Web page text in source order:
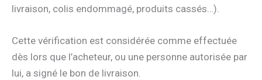
livraison, colis endommagé, produits cassés…).
Cette vérification est considérée comme effectuée
dès lors que l’acheteur, ou une personne autorisée par
lui, a signé le bon de livraison.